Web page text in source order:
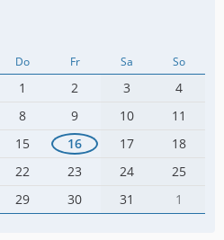
Do Fr Sa So
1 2 3
4
8 9 10
11
15 16 17
18
22 23 24
25
29 30 31 1